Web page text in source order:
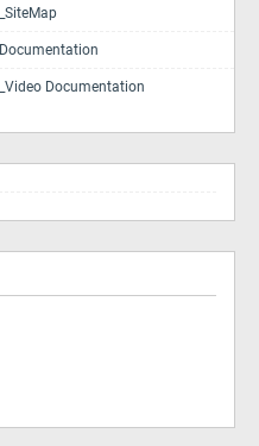
_SiteMap
Documentation
_Video Documentation